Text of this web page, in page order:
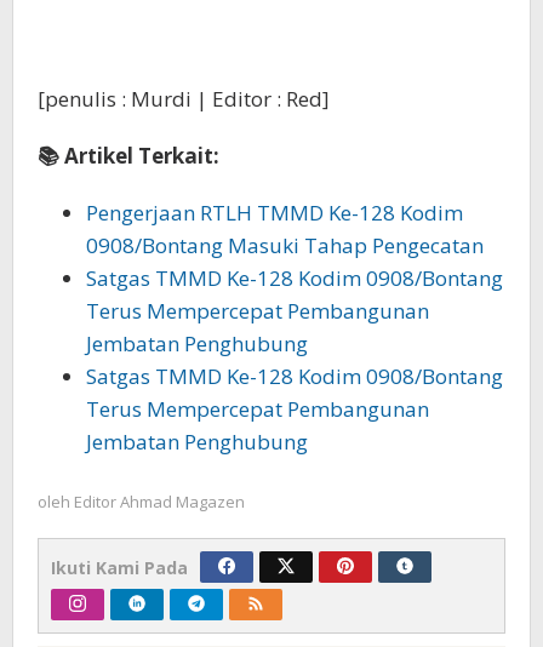
[penulis : Murdi | Editor : Red]
📚 Artikel Terkait:
Pengerjaan RTLH TMMD Ke-128 Kodim
0908/Bontang Masuki Tahap Pengecatan
Satgas TMMD Ke-128 Kodim 0908/Bontang
Terus Mempercepat Pembangunan
Jembatan Penghubung
Satgas TMMD Ke-128 Kodim 0908/Bontang
Terus Mempercepat Pembangunan
Jembatan Penghubung
oleh Editor Ahmad Magazen
Ikuti Kami Pada